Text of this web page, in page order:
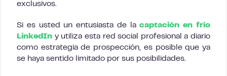
exclusivos.
Si es usted un entusiasta de lacaptación en frío
LinkedIn y utiliza esta red social profesional a diario
como estrategia de prospección, es posible que ya
se haya sentido limitado por sus posibilidades.